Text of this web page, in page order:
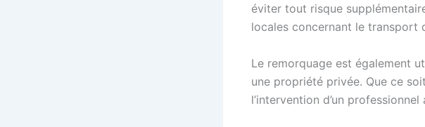
éviter tout risque
locales concernant le transport
Le remorquage est également
une propriété privée. Que ce
l’intervention d’un